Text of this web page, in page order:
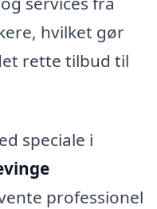
hvilket gør
rette tilbud til
speciale i
professionel